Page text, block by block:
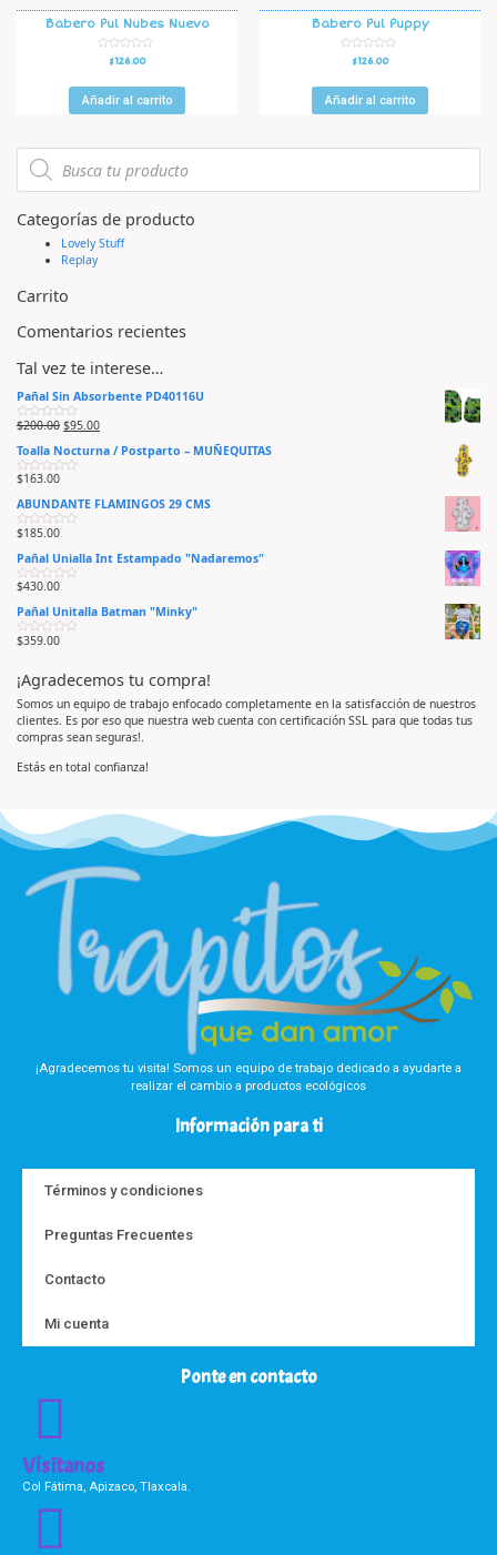
0
d
e
5
0
d
e
5
Babero Pul Nubes Nuevo
o
r
a
d
n
d
e
$126.00
Añadir al carrito
Babero Pul Puppy
o
r
a
d
n
$126.00
Añadir al carrito
Categorías de producto
Lovely Stuff
Replay
Carrito
Comentarios recientes
Tal vez te interese…
Pañal Sin Absorbente PD40116U
V
l
o
r
a
o
e
n
0
e
5
$200.00 $95.00
Toalla Nocturna / Postparto – MUÑEQUITAS
V
l
o
r
a
o
e
n
0
e
5
$163.00
ABUNDANTE FLAMINGOS 29 CMS
V
l
o
r
a
o
e
n
0
5
$185.00
Pañal Unialla Int Estampado "Nadaremos"
V
l
o
r
a
e
n
0
d
e
5
$430.00
Pañal Unitalla Batman "Minky"
V
o
r
a
d
o
n
d
$359.00
¡Agradecemos tu compra!
Somos un equipo de trabajo enfocado completamente en la satisfacción de nuestros
clientes. Es por eso que nuestra web cuenta con certificación SSL para que todas tus
compras sean seguras!.
Estás en total confianza!
¡Agradecemos tu visita! Somos un equipo de trabajo dedicado a ayudarte a
realizar el cambio a productos ecológicos
Información para ti
Términos y condiciones
Preguntas Frecuentes
Contacto
Mi cuenta
Ponte en contacto
Visítanos
Col Fátima, Apizaco, Tlaxcala.